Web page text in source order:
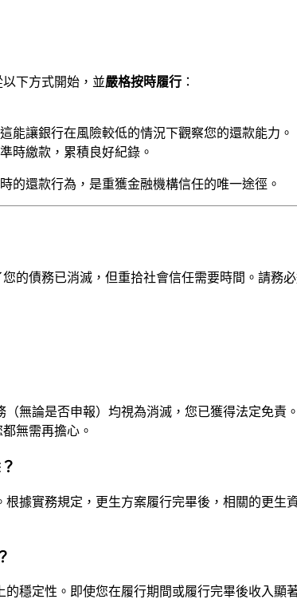
下方式開始，並嚴格按時履行 ：
能讓銀行在風險較低的情況下觀察您的還款能力。
時繳款，累積良好紀錄。
的還款行為，是重獲金融機構信任的唯一途徑。
的債務已消滅，但重拾社會信任需要時間。請務
無論是否申報）均視為消滅，您已獲得法定免
無需再擔心。
據實務規定，更生方案履行完畢後，相關的更生
穩定性。即使您在履行期間或履行完畢後收入